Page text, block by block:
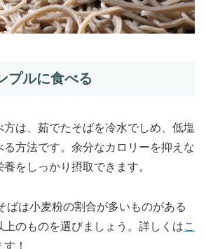
プルに食べる
は、茹でたそばを冷水でしめ、低塩
方法です。余分なカロリーを抑えな
をしっかり摂取できます。
ばは小麦粉の割合が多いものがある
上のものを選びましょう。詳しくはこ
！